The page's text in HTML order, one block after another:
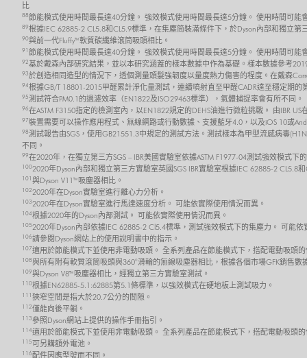
比
88節能模式使用時間最長達40分鐘。 強效模式使用時間最長達5分鐘。 使用時間可能
89根據IEC 62885-2 CL5.8和CL5.9標準，在集塵筒裝滿條件下，於Dyson內部和獨立
90與前一代Fluffy™軟質碳纖維滾筒吸頭相比。
91 節能模式使用時間最長達40分鐘。 強效模式使用時間最長達5分鐘。 使用時間可能
92基於戴森內部研究結果，並以本研究涵蓋的樣本數據中作為基礎。樣本數據參考
93於創造相同造型的情況下，透個測量頭髮強韌度以量度熱力傷害的程度。在戴森
94根據GB/T 18801-2015甲醛累計淨化量測試，連續噴射直至甲醛CADR達至穩定期
95 測試符合PM0.1的過濾效率（EN1822及ISO29463標準），氣體捕捉率會有所不同。
96在ASTM F3150指定的檢測室內，以EN1822規定的DEHS油進行微粒挑戰。 由IBR
97裝置需要可以操作應用程式、無線網路或行動數據、支援藍牙4.0，以及iOS 10或
98 測試報告由SGS，使用GB21551.3中規定的測試方法。測試樣本為甲型流感病毒
不同。
99在2020年，在獨立第三方SGS – IBR美國實驗室依據ASTM F1977-04測試強效模式下
1002020年Dyson內部和獨立第三方實驗室英國SGS IBR實驗室根據IEC 62885-2
101 與Dyson V11™吸塵器相比。
1022020年在Dyson實驗室進行離心力分析。
1032020年在Dyson實驗室進行馬達速度分析。 可能依實際使用情況而異。
104根據2020年的Dyson內部測試。 可能依實際使用情況而異。
1052020年Dyson內部依據IEC 62885-2 Cl5.4標準，測試強效模式下的集塵力。 可能
106請參閱Dyson網站上的使用說明書中的指示。
107適用於節能模式下並使用非電動吸頭。 全系列產品在節能模式下，搭配電動吸頭
108與所有附有軟質滾筒吸頭與360°滑輪的無線吸塵器相比，根據各個市場GFK銷售數
109與Dyson V8™吸塵器相比，經獨立第三方實驗室測試。
110根據EN62885-5.1:62885第5.1條標準，以強效模式在硬地板上測試吸力。
111 狹窄空間是指大於20.7公分的間隙。
112僅能向後平躺。
113參照Dyson網站上提供的操作手冊指引。
114適用於節能模式下並使用非電動吸頭。 全系列產品在節能模式下，搭配電動吸頭
115可另購額外電池。
116配件因應型號而不同。